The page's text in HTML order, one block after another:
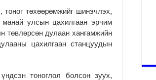
төхөөрөмжийг шинэчлэх,
улсын цахилгаан эрчим
төвлөрсөн дулаан хангамжийн
цахилгаан станцуудын
тоноглол болсон зуух,